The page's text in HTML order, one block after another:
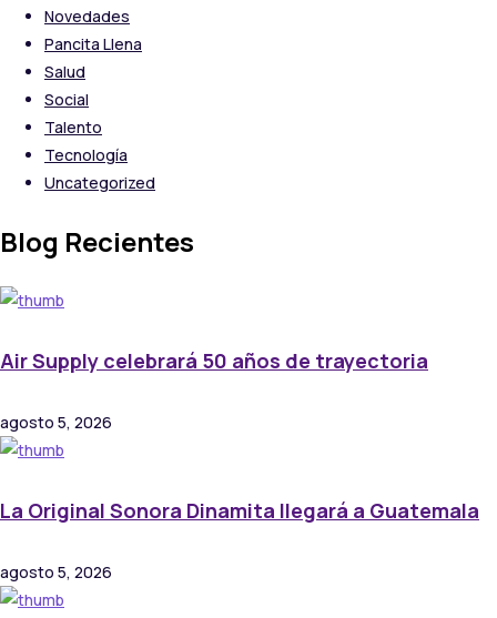
Novedades
Pancita Llena
Salud
Social
Talento
Tecnología
Uncategorized
Blog Recientes
Air Supply celebrará 50 años de trayectoria
agosto 5, 2026
La Original Sonora Dinamita llegará a Guatemala
agosto 5, 2026